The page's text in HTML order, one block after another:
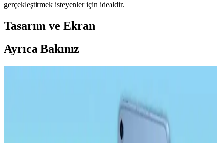
gerçekleştirmek isteyenler için idealdir.
Tasarım ve Ekran
Ayrıca Bakınız
Microsonic temperli cam ekran koruyucu, Galaxy Tab S9 Plus
X810 modeline özel tasarımıyla yüksek dayanıklılık ve estetik sunar.
Çizilmelere karşı dirençli, kolay uygulanabilir ve kullanımı rahat bir